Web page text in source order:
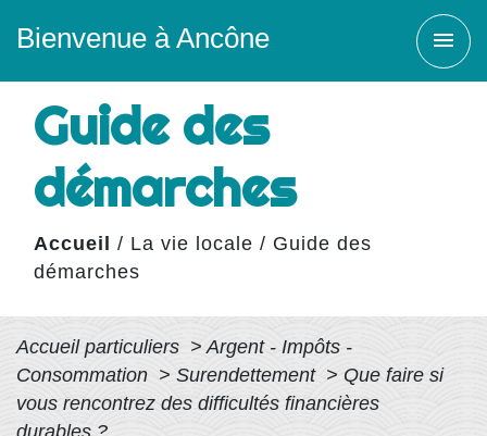
Bienvenue à Ancône menu
Guide des
démarches
Accueil / La vie locale / Guide des
démarches
Accueil particuliers > Argent - Impôts -
Consommation > Surendettement > Que faire si
vous rencontrez des difficultés financières
durables ?